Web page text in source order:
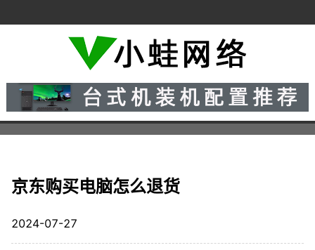
京东购买电脑怎么退货
2024-07-27